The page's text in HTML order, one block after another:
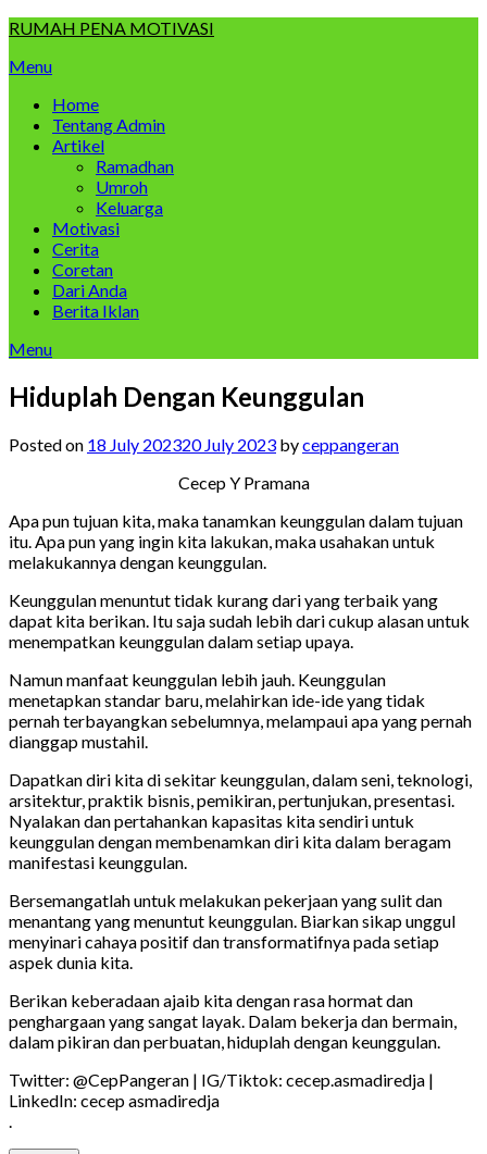
Skip
content
RUMAH PENA MOTIVASI
Menu
Home
Tentang Admin
Artikel
Ramadhan
Umroh
Keluarga
Motivasi
Cerita
Coretan
Dari Anda
Berita Iklan
Menu
Hiduplah Dengan Keunggulan
Posted on 18 July 202320 July 2023 byceppangeran
Cecep Y Pramana
Apa pun tujuan kita, maka tanamkan keunggulan dalam tujuan
itu. Apa pun yang ingin kita lakukan, maka usahakan untuk
melakukannya dengan keunggulan.
Keunggulan menuntut tidak kurang dari yang terbaik yang
dapat kita berikan. Itu saja sudah lebih dari cukup alasan untuk
menempatkan keunggulan dalam setiap upaya.
Namun manfaat keunggulan lebih jauh. Keunggulan
menetapkan standar baru, melahirkan ide-ide yang tidak
pernah terbayangkan sebelumnya, melampaui apa yang pernah
dianggap mustahil.
Dapatkan diri kita di sekitar keunggulan, dalam seni, teknologi,
arsitektur, praktik bisnis, pemikiran, pertunjukan, presentasi.
Nyalakan dan pertahankan kapasitas kita sendiri untuk
keunggulan dengan membenamkan diri kita dalam beragam
manifestasi keunggulan.
Bersemangatlah untuk melakukan pekerjaan yang sulit dan
menantang yang menuntut keunggulan. Biarkan sikap unggul
menyinari cahaya positif dan transformatifnya pada setiap
aspek dunia kita.
Berikan keberadaan ajaib kita dengan rasa hormat dan
penghargaan yang sangat layak. Dalam bekerja dan bermain,
dalam pikiran dan perbuatan, hiduplah dengan keunggulan.
Twitter: @CepPangeran | IG/Tiktok: cecep.asmadiredja |
LinkedIn: cecep asmadiredja
.